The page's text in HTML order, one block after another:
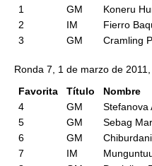
1
GM Koneru
2
IM Fierro
3
GM Cramling
Ronda 7, 1 de marzo de
Favorita
Título Nombre
4
GM Stefanova
5
GM Sebag
6
GM
7
IM